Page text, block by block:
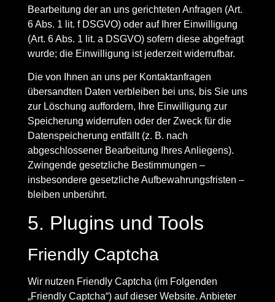
Bearbeitung der an uns gerichteten Anfragen (Art.
6 Abs. 1 lit. f DSGVO) oder auf Ihrer Einwilligung
(Art. 6 Abs. 1 lit. a DSGVO) sofern diese abgefragt
wurde; die Einwilligung ist jederzeit widerrufbar.
Die von Ihnen an uns per Kontaktanfragen
übersandten Daten verbleiben bei uns, bis Sie uns
zur Löschung auffordern, Ihre Einwilligung zur
Speicherung widerrufen oder der Zweck für die
Datenspeicherung entfällt (z. B. nach
abgeschlossener Bearbeitung Ihres Anliegens).
Zwingende gesetzliche Bestimmungen –
insbesondere gesetzliche Aufbewahrungsfristen –
bleiben unberührt.
5. Plugins und Tools
Friendly Captcha
Wir nutzen Friendly Captcha (im Folgenden
„Friendly Captcha“) auf dieser Website. Anbieter